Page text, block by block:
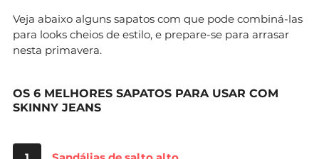
Veja abaixo alguns sapatos com que pode combiná-las
para looks cheios de estilo, e prepare-se para arrasar
nesta primavera.
OS 6 MELHORES SAPATOS PARA USAR COM
SKINNY JEANS